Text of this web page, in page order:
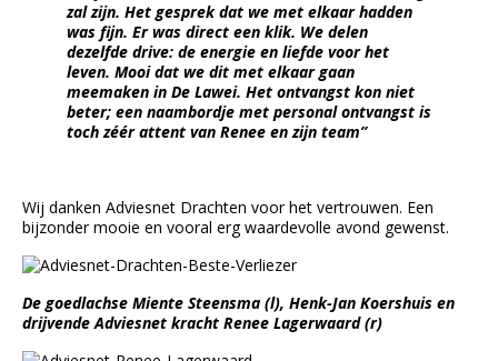
zal zijn. Het gesprek dat we met elkaar hadden
was fijn. Er was direct een klik. We delen
dezelfde drive: de energie en liefde voor het
leven. Mooi dat we dit met elkaar gaan
meemaken in De Lawei. Het ontvangst kon niet
beter; een naambordje met personal ontvangst is
toch zéér attent van Renee en zijn team”
Wij danken Adviesnet Drachten voor het vertrouwen. Een
bijzonder mooie en vooral erg waardevolle avond gewenst.
De goedlachse Miente Steensma (l), Henk-Jan Koershuis en
drijvende Adviesnet kracht Renee Lagerwaard (r)